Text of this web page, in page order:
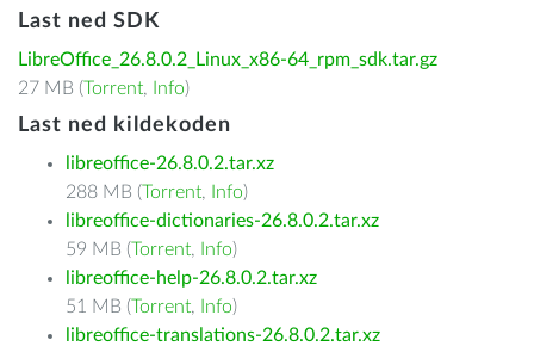
Last ned SDK
LibreOffice_26.8.0.2_Linux_x86-64_rpm_sdk.tar.gz
27 MB (Torrent, Info)
Last ned kildekoden
libreoffice-26.8.0.2.tar.xz
288 MB (Torrent, Info)
libreoffice-dictionaries-26.8.0.2.tar.xz
59 MB (Torrent, Info)
libreoffice-help-26.8.0.2.tar.xz
51 MB (Torrent, Info)
libreoffice-translations-26.8.0.2.tar.xz